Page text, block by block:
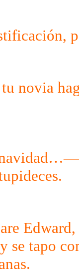
novia
se tapo